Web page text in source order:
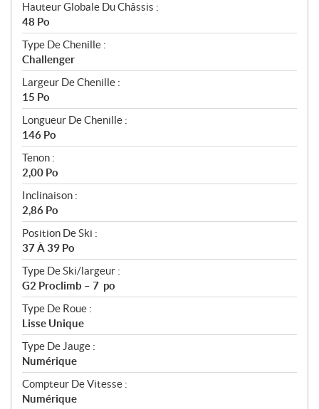
Hauteur Globale Du Châssis :
48 Po
Type De Chenille :
Challenger
Largeur De Chenille :
15 Po
Longueur De Chenille :
146 Po
Tenon :
2,00 Po
Inclinaison :
2,86 Po
Position De Ski :
37 À 39 Po
Type De Ski/largeur :
G2 Proclimb – 7 po
Type De Roue :
Lisse Unique
Type De Jauge :
Numérique
Compteur De Vitesse :
Numérique